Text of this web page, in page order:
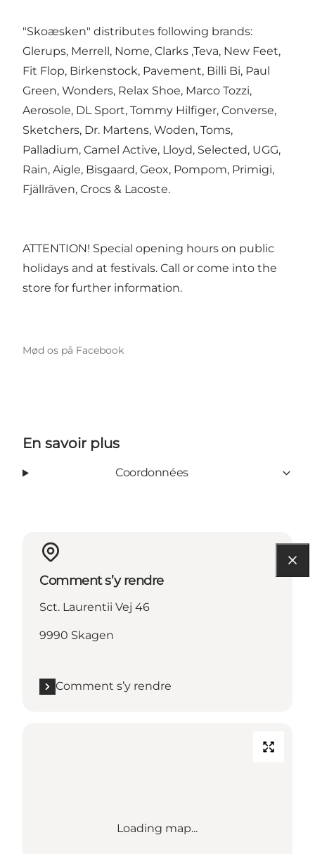
"Skoæsken" distributes following brands:
Glerups, Merrell, Nome, Clarks ,Teva, New Feet,
Fit Flop, Birkenstock, Pavement, Billi Bi, Paul
Green, Wonders, Relax Shoe, Marco Tozzi,
Aerosole, DL Sport, Tommy Hilfiger, Converse,
Sketchers, Dr. Martens, Woden, Toms,
Palladium, Camel Active, Lloyd, Selected, UGG,
Rain, Aigle, Bisgaard, Geox, Pompom, Primigi,
Fjällräven, Crocs & Lacoste.
ATTENTION! Special opening hours on public
holidays and at festivals. Call or come into the
store for further information.
Mød os på Facebook
En savoir plus
Coordonnées
Comment s’y rendre
Sct. Laurentii Vej 46
9990 Skagen
Comment s’y rendre
Loading map...